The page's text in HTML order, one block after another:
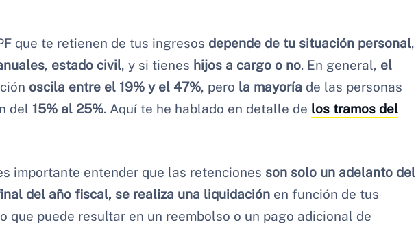
que te retienen de tus ingresos depende de tu situación personal,
, estado civil, y si tienes hijos a cargo o no. En general, el
oscila entre el 19% y el 47%, pero la mayoría de las personas
del 15% al 25%. Aquí te he hablado en detalle de los tramos del
importante entender que las retenciones son solo un adelanto del
del año fiscal, se realiza una liquidación en función de tus
que puede resultar en un reembolso o un pago adicional de